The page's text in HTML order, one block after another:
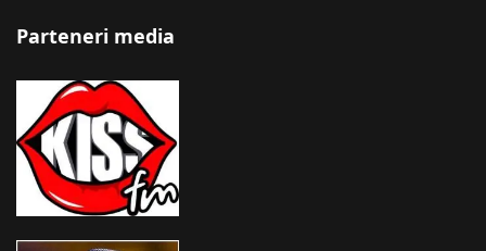
Parteneri media